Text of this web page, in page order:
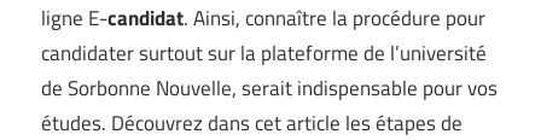
ligne E-candidat. Ainsi, connaître la procédure pour
candidater surtout sur la plateforme de l’université
de Sorbonne Nouvelle, serait indispensable pour vos
études. Découvrez dans cet article les étapes de